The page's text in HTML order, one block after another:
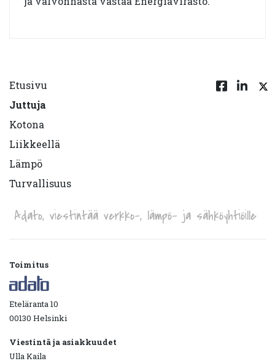
Etusivu
Juttuja
Kotona
Liikkeellä
Lämpö
Turvallisuus
Adato, viestintää verkko-, lämpö- ja sähköyhtiöille
Toimitus
Eteläranta 10
00130 Helsinki
Viestintä ja asiakkuudet
Ulla Kaila